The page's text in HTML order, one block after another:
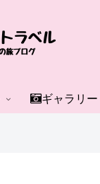
ギャラリー